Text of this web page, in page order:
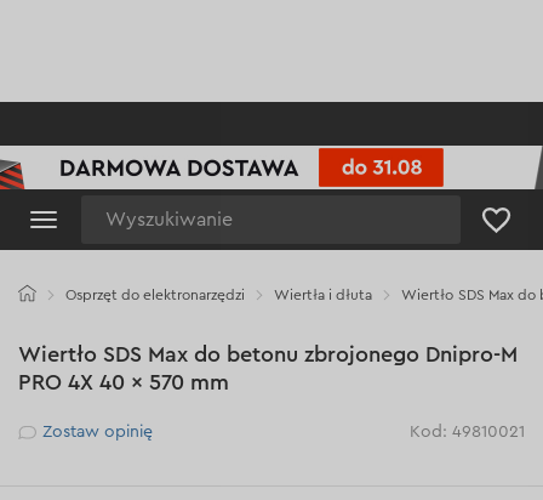
Osprzęt do elektronarzędzi Wiertła i dłuta Wiertło SDS Max
Wiertło SDS Max do betonu zbrojonego Dnipro-M
PRO 4X 40 × 570 mm
Рейтинг
Zostaw opinię Kod: 49810021